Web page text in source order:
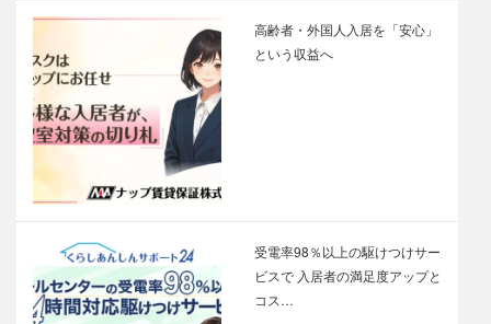
高齢者・外国人入居を「安心」
という収益へ
受電率98％以上の駆けつけサー
ビスで 入居者の満足度アップと
コス…